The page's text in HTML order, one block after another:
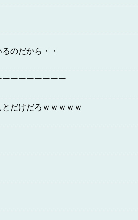
のだから・・
ーーーーーーー
だけだろｗｗｗｗｗ